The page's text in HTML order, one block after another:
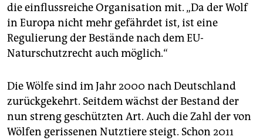
die einflussreiche Organisation mit. „Da der Wolf
in Europa nicht mehr gefährdet ist, ist eine
Regulierung der Bestände nach dem EU-
Naturschutzrecht auch möglich.“
Die Wölfe sind im Jahr 2000 nach Deutschland
zurückgekehrt. Seitdem wächst der Bestand der
nun streng geschützten Art. Auch die Zahl der von
Wölfen gerissenen Nutztiere steigt. Schon 2011